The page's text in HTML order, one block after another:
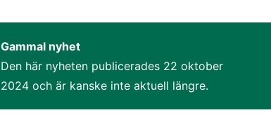
Gammal nyhet
Den här nyheten publicerades 22 oktober
2024 och är kanske inte aktuell längre.